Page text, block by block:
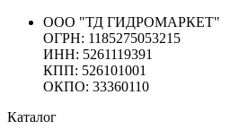
ООО "ТД ГИДРОМАРКЕТ"
ОГРН: 1185275053215
ИНН: 5261119391
КПП: 526101001
ОКПО: 33360110
Каталог